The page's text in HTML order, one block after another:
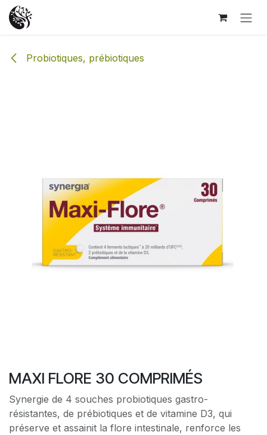
Se rendre au contenu
Probiotiques, prébiotiques
MAXI FLORE 30 COMPRIMÉS
Synergie de 4 souches probiotiques gastro-
résistantes, de prébiotiques et de vitamine D3, qui
préserve et assainit la flore intestinale, renforce les